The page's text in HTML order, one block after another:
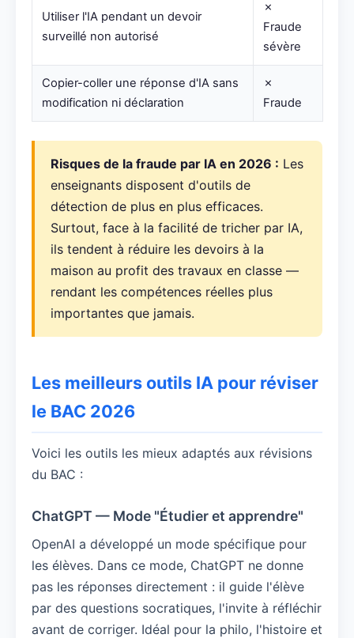
Utiliser l'IA pendant un devoir
surveillé non autorisé
✗
Fraude
sévère
Copier-coller une réponse d'IA sans
modification ni déclaration
✗
Fraude
Risques de la fraude par IA en 2026 : Les
enseignants disposent d'outils de
détection de plus en plus efficaces.
Surtout, face à la facilité de tricher par IA,
ils tendent à réduire les devoirs à la
maison au profit des travaux en classe —
rendant les compétences réelles plus
importantes que jamais.
Les meilleurs outils IA pour réviser
le BAC 2026
Voici les outils les mieux adaptés aux révisions
du BAC :
ChatGPT — Mode "Étudier et apprendre"
OpenAI a développé un mode spécifique pour
les élèves. Dans ce mode, ChatGPT ne donne
pas les réponses directement : il guide l'élève
par des questions socratiques, l'invite à réfléchir
avant de corriger. Idéal pour la philo, l'histoire et